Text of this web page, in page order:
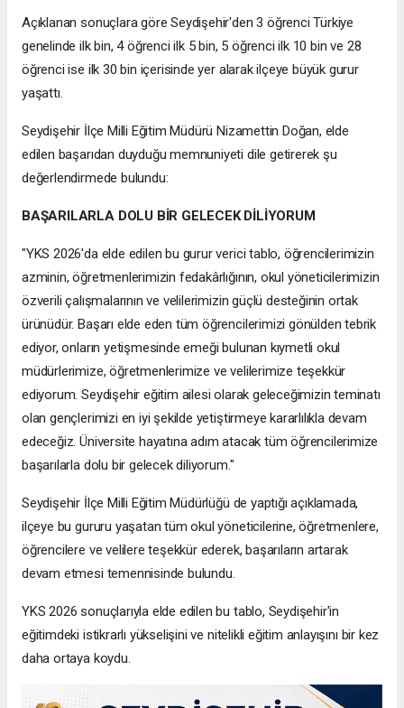
Açıklanan sonuçlara göre Seydişehir'den 3 öğrenci Türkiye
genelinde ilk bin, 4 öğrenci ilk 5 bin, 5 öğrenci ilk 10 bin ve 28
öğrenci ise ilk 30 bin içerisinde yer alarak ilçeye büyük gurur
yaşattı.
Seydişehir İlçe Milli Eğitim Müdürü Nizamettin Doğan, elde
edilen başarıdan duyduğu memnuniyeti dile getirerek şu
değerlendirmede bulundu:
BAŞARILARLA DOLU BİR GELECEK DİLİYORUM
"YKS 2026'da elde edilen bu gurur verici tablo, öğrencilerimizin
azminin, öğretmenlerimizin fedakârlığının, okul yöneticilerimizin
özverili çalışmalarının ve velilerimizin güçlü desteğinin ortak
ürünüdür. Başarı elde eden tüm öğrencilerimizi gönülden tebrik
ediyor, onların yetişmesinde emeği bulunan kıymetli okul
müdürlerimize, öğretmenlerimize ve velilerimize teşekkür
ediyorum. Seydişehir eğitim ailesi olarak geleceğimizin teminatı
olan gençlerimizi en iyi şekilde yetiştirmeye kararlılıkla devam
edeceğiz. Üniversite hayatına adım atacak tüm öğrencilerimize
başarılarla dolu bir gelecek diliyorum."
Seydişehir İlçe Milli Eğitim Müdürlüğü de yaptığı açıklamada,
ilçeye bu gururu yaşatan tüm okul yöneticilerine, öğretmenlere,
öğrencilere ve velilere teşekkür ederek, başarıların artarak
devam etmesi temennisinde bulundu.
YKS 2026 sonuçlarıyla elde edilen bu tablo, Seydişehir'in
eğitimdeki istikrarlı yükselişini ve nitelikli eğitim anlayışını bir kez
daha ortaya koydu.